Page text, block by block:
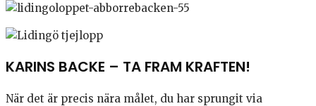
KARINS BACKE – TA FRAM KRAFTEN!
När det är precis nära målet, du har sprungit via